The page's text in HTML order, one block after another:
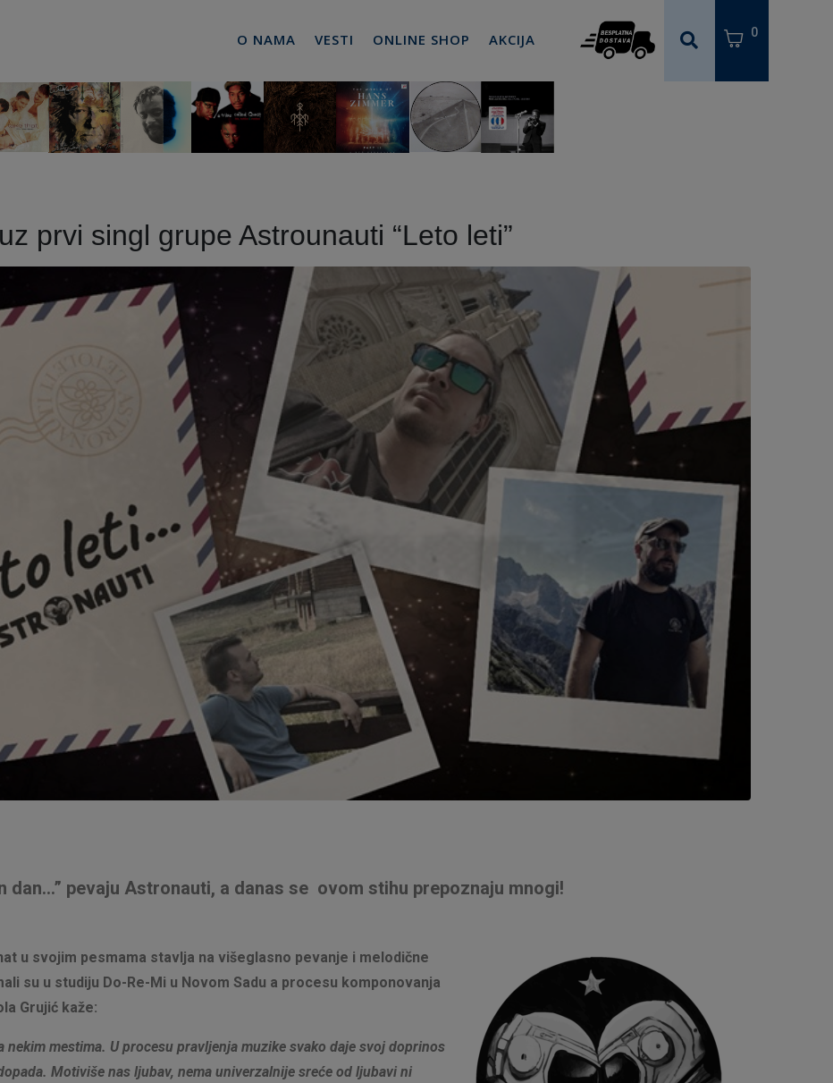
O NAMA VESTI ONLINE SHOP AKCIJA 0
prvi singl grupe Astrounauti “Leto leti”
dan…” pevaju Astronauti, a danas se ovom stihu prepoznaju mnogi!
u svojim pesmama stavlja na višeglasno pevanje i melodične
su u studiju Do-Re-Mi u Novom Sadu a procesu komponovanja
Grujić kaže:
mestima. U procesu pravljenja muzike svako daje svoj doprinos
Motiviše nas ljubav, nema univerzalnije sreće od ljubavi ni